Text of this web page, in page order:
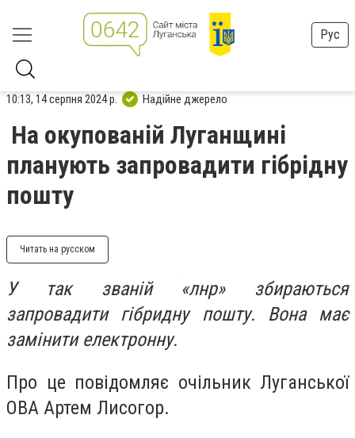
Рус
10:13, 14 серпня 2024 р. Надійне джерело
На окупованій Луганщині
планують запровадити гібрідну
пошту
Читать на русском
У так званій «лнр» збираються
запровадити гібридну пошту. Вона має
замінити електронну.
Про це повідомляє очільник Луганської
ОВА Артем Лисогор.